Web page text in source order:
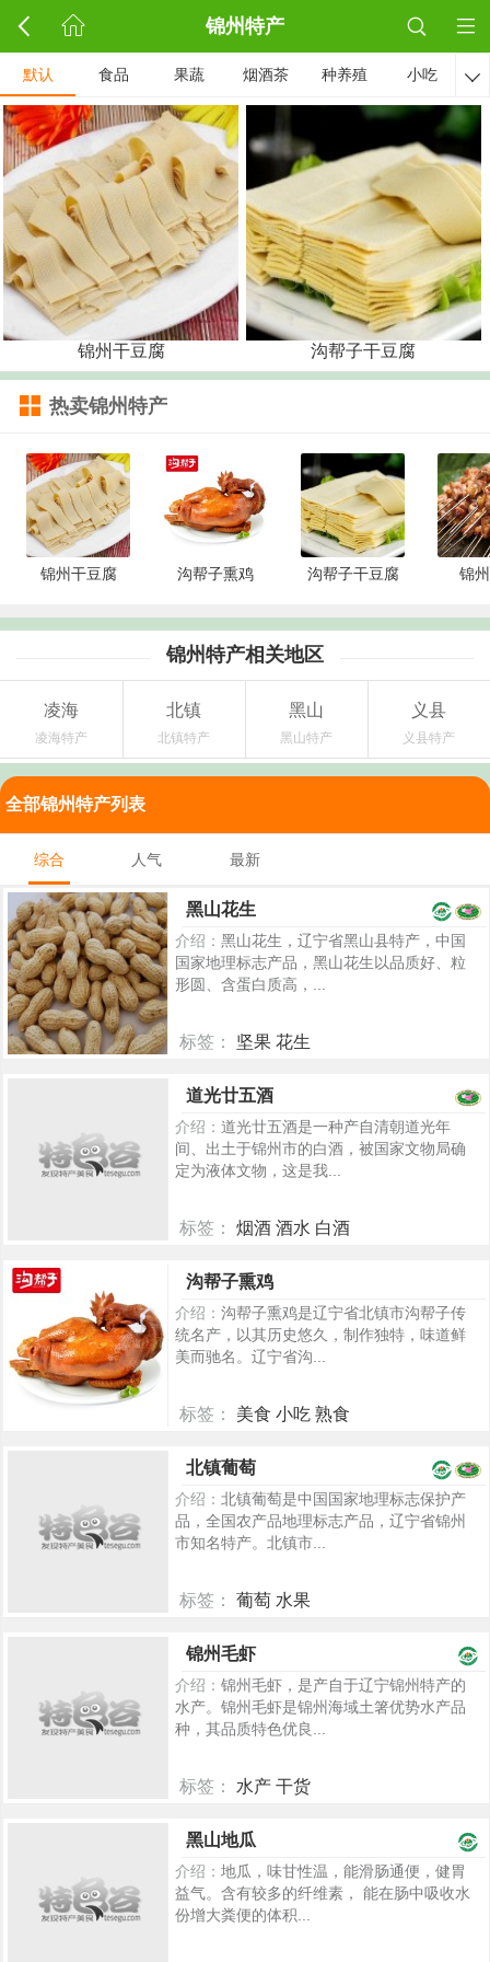
锦州特产
默认 食品 果蔬 烟酒茶 种养殖 小吃 
锦州干豆腐 沟帮子干豆腐
热卖锦州特产
锦州干豆腐 沟帮子熏鸡 沟帮子干豆腐 锦
锦州特产相关地区
凌海
凌海特产
北镇
北镇特产
黑山
黑山特产
义县
义县特产
全部锦州特产列表
综合 人气 最新
黑山花生
介绍： 黑山花生，辽宁省黑山县特产，中国
国家地理标志产品，黑山花生以品质好、粒
形圆、含蛋白质高，...
标签： 坚果 花生
道光廿五酒
介绍： 道光廿五酒是一种产自清朝道光年
间、出土于锦州市的白酒，被国家文物局确
定为液体文物，这是我...
标签： 烟酒 酒水 白酒
沟帮子熏鸡
介绍： 沟帮子熏鸡是辽宁省北镇市沟帮子传
统名产，以其历史悠久，制作独特，味道鲜
美而驰名。辽宁省沟...
标签： 美食 小吃 熟食
北镇葡萄
介绍： 北镇葡萄是中国国家地理标志保护产
品，全国农产品地理标志产品，辽宁省锦州
市知名特产。北镇市...
标签： 葡萄 水果
锦州毛虾
介绍： 锦州毛虾，是产自于辽宁锦州特产的
水产。锦州毛虾是锦州海域土箸优势水产品
种，其品质特色优良...
标签： 水产 干货
黑山地瓜
介绍： 地瓜，味甘性温，能滑肠通便，健胃
益气。含有较多的纤维素， 能在肠中吸收水
份增大粪便的体积...